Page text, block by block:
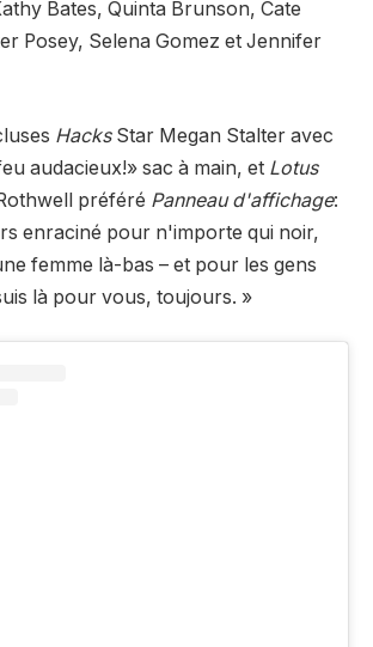
Bates, Quinta Brunson, Cate
Posey, Selena Gomez et Jennifer
HacksStar Megan Stalter avec
audacieux!» sac à main, et Lotus
préféré Panneau d'affichage:
enraciné pour n'importe qui noir,
femme là-bas – et pour les gens
là pour vous, toujours. »